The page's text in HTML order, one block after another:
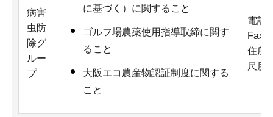
病害
虫防
除グ
ルー
プ
に基づく）に関すること
ゴルフ場農薬使用指導取締に関す
ること
大阪エコ農産物認証制度に関する
こと
電話
Fax
住所
尺度